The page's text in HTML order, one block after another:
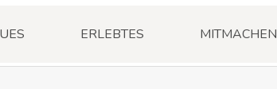
ERLEBTES MITMACHEN